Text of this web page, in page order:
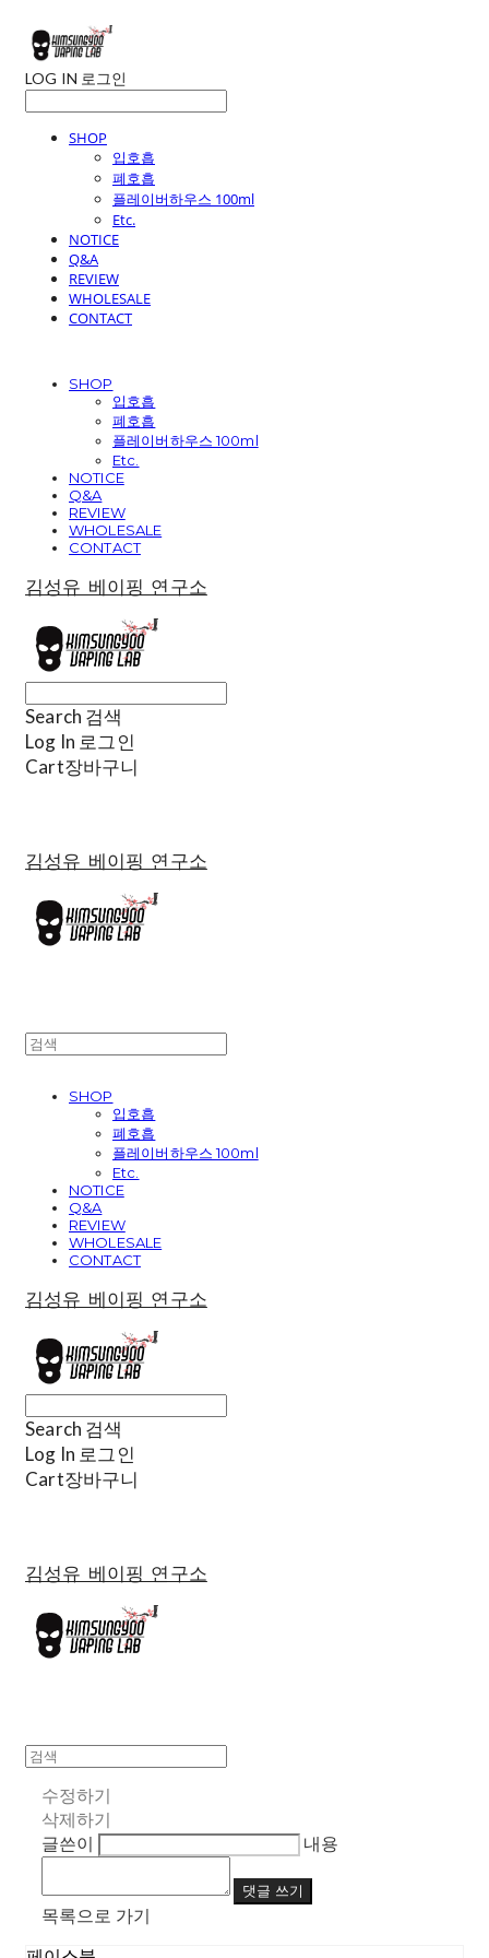
LOG IN 로그인
SHOP
입호흡
폐호흡
플레이버하우스 100ml
Etc.
NOTICE
Q&A
REVIEW
WHOLESALE
CONTACT
SHOP
입호흡
폐호흡
플레이버하우스 100ml
Etc.
NOTICE
Q&A
REVIEW
WHOLESALE
CONTACT
김성유 베이핑 연구소
Search 검색
Log In 로그인
Cart장바구니
김성유 베이핑 연구소
SHOP
입호흡
폐호흡
플레이버하우스 100ml
Etc.
NOTICE
Q&A
REVIEW
WHOLESALE
CONTACT
김성유 베이핑 연구소
Search 검색
Log In 로그인
Cart장바구니
김성유 베이핑 연구소
수정하기
삭제하기
글쓴이
내용
댓글 쓰기
목록으로 가기